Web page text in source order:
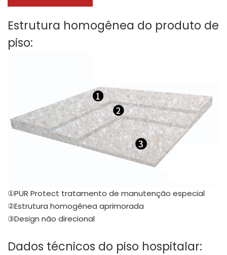
Estrutura homogênea do produto de
piso:
①PUR Protect tratamento de manutenção especial
②Estrutura homogênea aprimorada
③Design não direcional
Dados técnicos do piso hospitalar: